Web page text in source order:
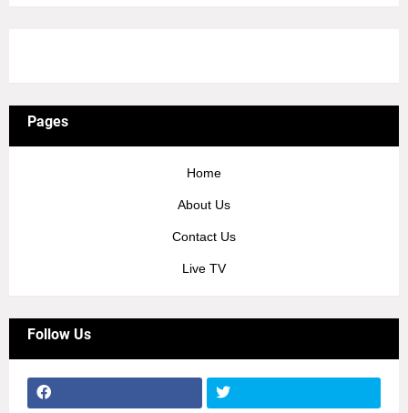
Pages
Home
About Us
Contact Us
Live TV
Follow Us